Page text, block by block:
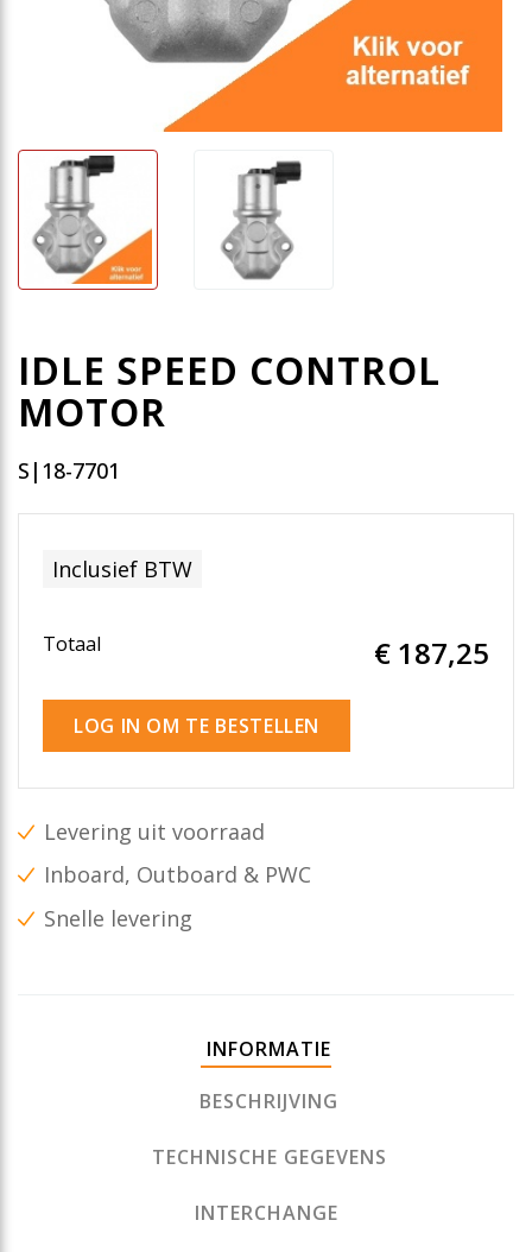
IDLE SPEED CONTROL
MOTOR
S|18-7701
Inclusief BTW
Totaal € 187,25
LOG IN OM TE BESTELLEN
Levering uit voorraad
Inboard, Outboard & PWC
Snelle levering
INFORMATIE
BESCHRIJVING
TECHNISCHE GEGEVENS
INTERCHANGE